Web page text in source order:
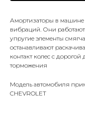
Амортизаторы в
вибраций. Они
упругие элементы
останавливают
контакт колес с
торможения
Модель автомобиля
CHEVROLET